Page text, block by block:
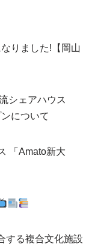
りました!【岡山
シェアハウス
について
「Amato新大
する複合文化施設